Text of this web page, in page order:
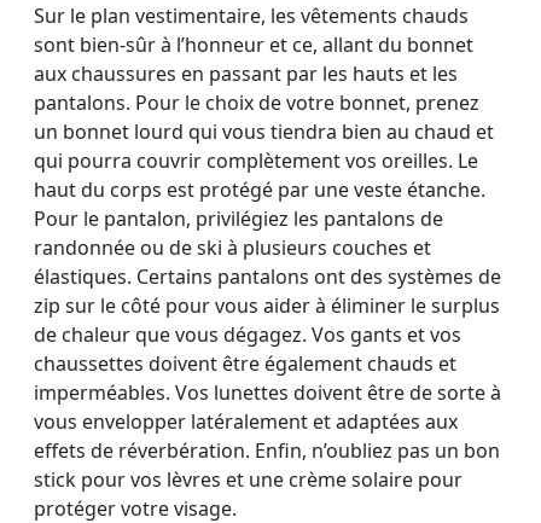
Sur le plan vestimentaire, les vêtements chauds
sont bien-sûr à l’honneur et ce, allant du bonnet
aux chaussures en passant par les hauts et les
pantalons. Pour le choix de votre bonnet, prenez
un bonnet lourd qui vous tiendra bien au chaud et
qui pourra couvrir complètement vos oreilles. Le
haut du corps est protégé par une veste étanche.
Pour le pantalon, privilégiez les pantalons de
randonnée ou de ski à plusieurs couches et
élastiques. Certains pantalons ont des systèmes de
zip sur le côté pour vous aider à éliminer le surplus
de chaleur que vous dégagez. Vos gants et vos
chaussettes doivent être également chauds et
imperméables. Vos lunettes doivent être de sorte à
vous envelopper latéralement et adaptées aux
effets de réverbération. Enfin, n’oubliez pas un bon
stick pour vos lèvres et une crème solaire pour
protéger votre visage.